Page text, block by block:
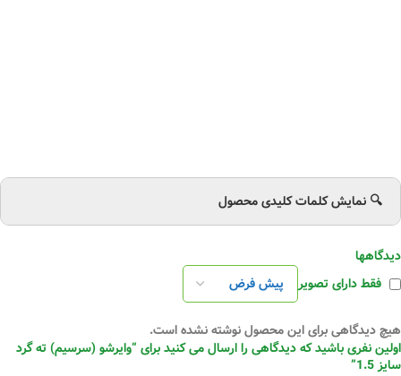
🔍 نمایش کلمات کلیدی محصول
دیدگاهها
فقط دارای تصویر
هیچ دیدگاهی برای این محصول نوشته نشده است.
اولین نفری باشید که دیدگاهی را ارسال می کنید برای “وایرشو (سرسیم) ته گرد
سایز 1.5”